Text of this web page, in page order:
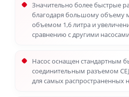
Значительно более быстрые
благодаря большому объему
объемом 1,6 литра и
сравнению с другими насосами
Насос оснащен стандартным
соединительным разъемом
для самых распространенных